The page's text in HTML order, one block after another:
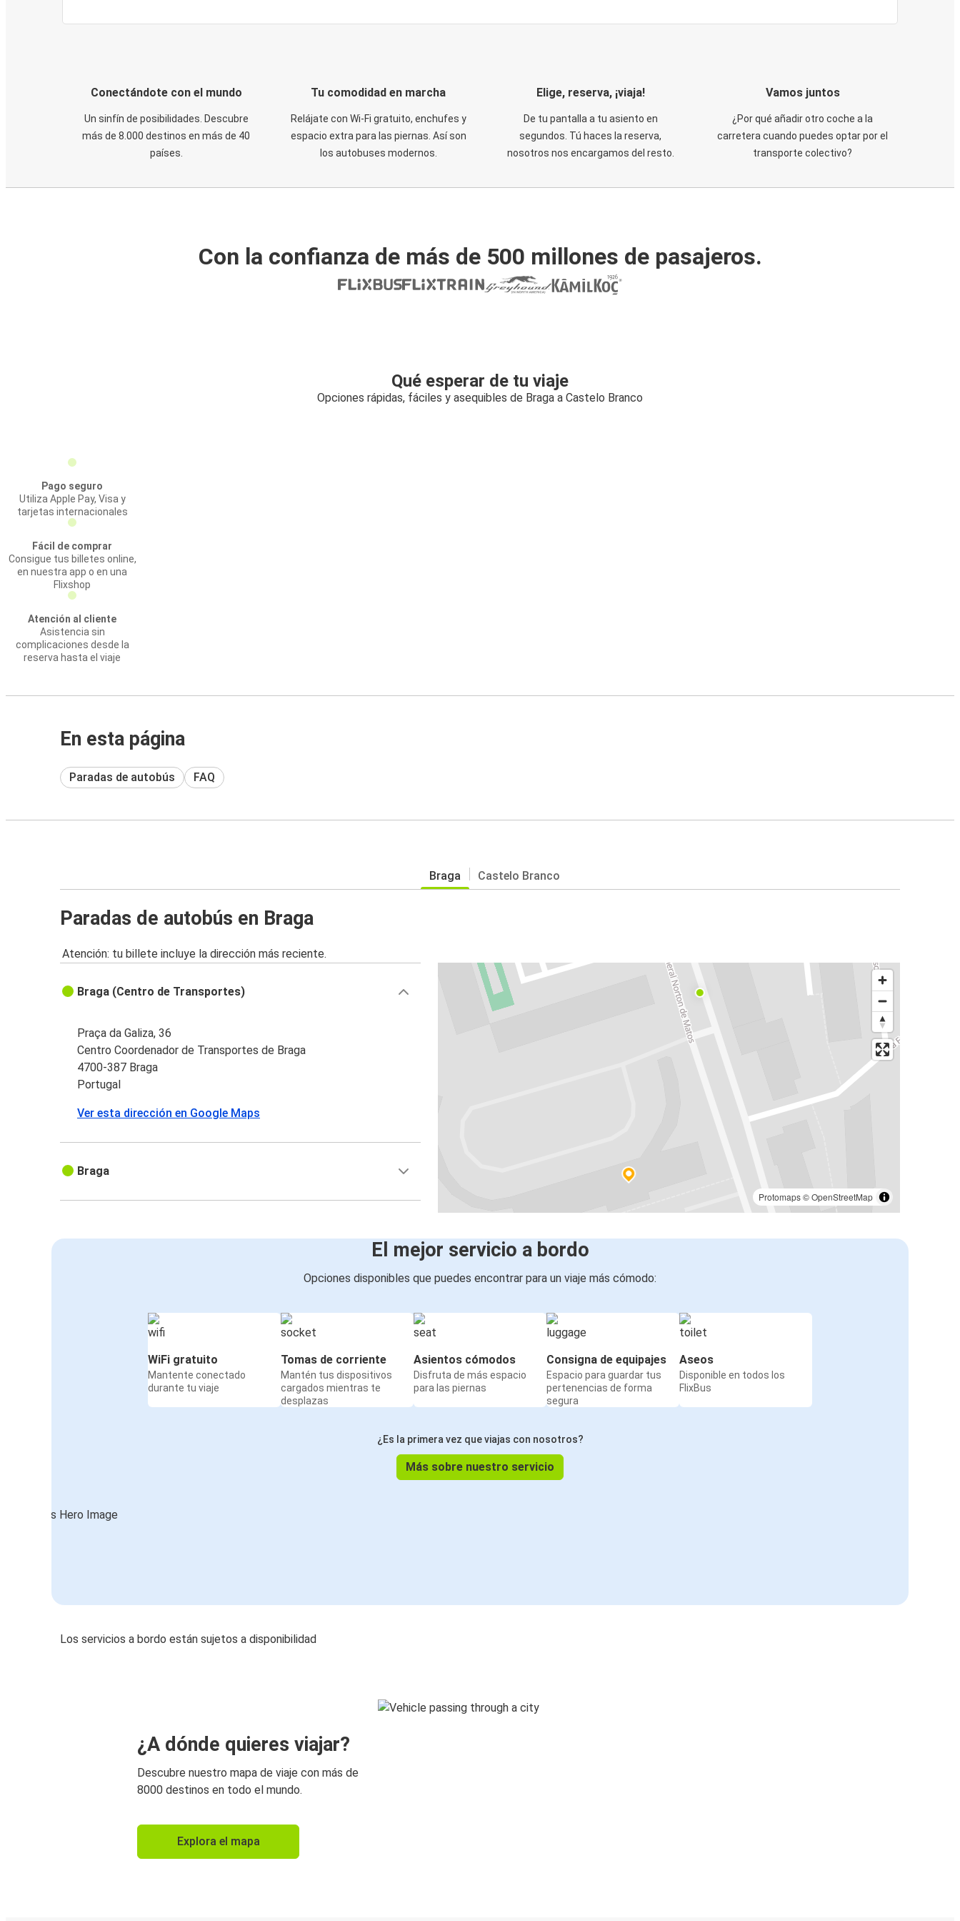
Conectándote con el mundo
Un sinfín de posibilidades. Descubre
más de 8.000 destinos en más de 40
países.
Tu comodidad en marcha
Relájate con Wi-Fi gratuito, enchufes y
espacio extra para las piernas. Así son
los autobuses modernos.
Elige, reserva, ¡viaja!
De tu pantalla a tu asiento en
segundos. Tú haces la reserva,
nosotros nos encargamos del resto.
Vamos juntos
¿Por qué añadir otro coche a la
carretera cuando puedes optar por el
transporte colectivo?
Con la confianza de más de 500 millones de pasajeros.
Qué esperar de tu viaje
Opciones rápidas, fáciles y asequibles de Braga a Castelo Branco
Pago seguro
Utiliza Apple Pay, Visa y
tarjetas internacionales
Fácil de comprar
Consigue tus billetes online,
en nuestra app o en una
Flixshop
Atención al cliente
Asistencia sin
complicaciones desde la
reserva hasta el viaje
En esta página
Paradas de autobús FAQ
Braga Castelo Branco
Paradas de autobús en Braga
Atención: tu billete incluye la dirección más reciente.
Protomaps©OpenStreetMap
Braga (Centro de Transportes)
Praça da Galiza, 36
Centro Coordenador de Transportes de Braga
4700-387 Braga
Portugal
Ver esta dirección en Google Maps
Braga
El mejor servicio a bordo
Opciones disponibles que puedes encontrar para un viaje más cómodo:
WiFi gratuito
Mantente conectado
durante tu viaje
Tomas de corriente
Mantén tus dispositivos
cargados mientras te
desplazas
Asientos cómodos
Disfruta de más espacio
para las piernas
Consigna de equipajes
Espacio para guardar tus
pertenencias de forma
segura
Aseos
Disponible en todos los
FlixBus
¿Es la primera vez que viajas con nosotros?
Más sobre nuestro servicio
Los servicios a bordo están sujetos a disponibilidad
¿A dónde quieres viajar?
Descubre nuestro mapa de viaje con más de
8000 destinos en todo el mundo.
Explora el mapa